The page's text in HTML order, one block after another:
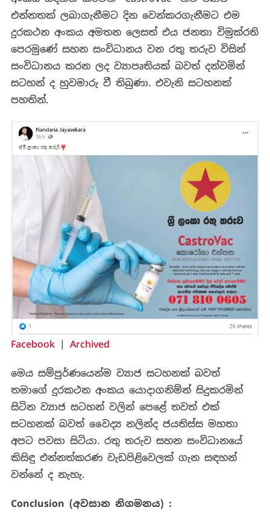
එන්නතක් ලබාගැනීමට දින වෙන්කරගැනීමට එම
දුරකථන අංකය අමතන ලෙසත් එය ජනතා විමුක්රති
පෙරමුණේ සහන සංවිධානය වන රතු තරුව විසින්
සංවිධානය කරන ලද ව්‍යාපෘතියක් බවත් දන්වමින්
සටහන් ද හුවමාරු වී තිබුණා. එවැනි සටහනක්
පහතින්.
Facebook| Archived
මෙය සම්පුර්ණයෙන්ම ව්‍යාජ සටහනක් බවත්
තමාගේ දුරකථන අංකය යොදාගනිම්න් සිදුකරමින්
සිටින ව්‍යාජ සටහන් වලින් පෙළේ තවත් එක්
සටහනක් බවත් වෛද්‍ය නලින්ද ජයතිස්ස මහතා
අපට පවසා සිටියා. රතු තරුව සහන සංවිධානයේ
කිසිඳු එන්නත්කරණ වැඩපිළිවෙලක් ගැන සඳහන්
වන්නේ ද නැහැ.
Conclusion (අවසාන නිගමනය) :